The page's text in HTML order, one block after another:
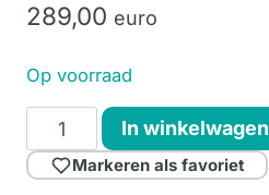
289,00 euro
Op voorraad
Crazy
Giraffe
Large
In winkelwagen
Markeren als favoriet